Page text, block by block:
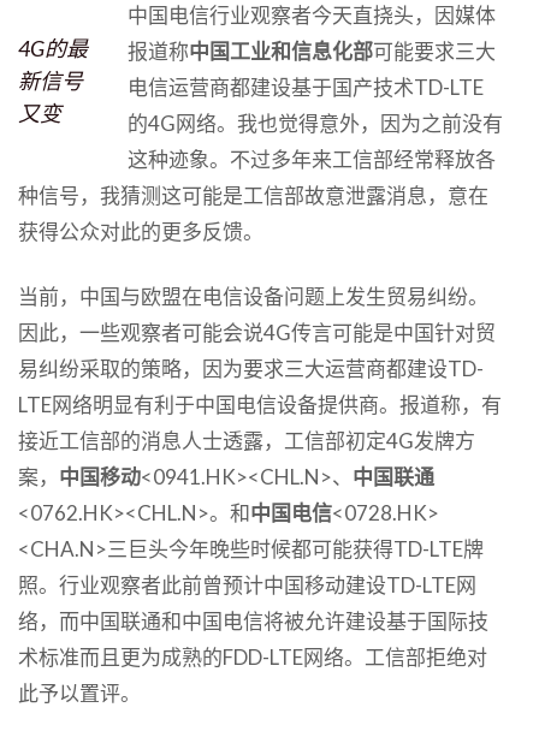
4G的最
新信号
又变
中国电信行业观察者今天直挠头，因媒体
报道称中国工业和信息化部可能要求三大
电信运营商都建设基于国产技术TD-LTE
的4G网络。我也觉得意外，因为之前没有
这种迹象。不过多年来工信部经常释放各
种信号，我猜测这可能是工信部故意泄露消息，意在
获得公众对此的更多反馈。
当前，中国与欧盟在电信设备问题上发生贸易纠纷。
因此，一些观察者可能会说4G传言可能是中国针对贸
易纠纷采取的策略，因为要求三大运营商都建设TD-
LTE网络明显有利于中国电信设备提供商。 报道称，有
接近工信部的消息人士透露，工信部初定4G发牌方
案， 中国移动<0941.HK><CHL.N>、 中国联通
<0762.HK><CHL.N>。和中国电信<0728.HK>
<CHA.N>三巨头今年晚些时候都可能获得TD-LTE牌
照。行业观察者此前曾预计中国移动建设TD-LTE网
络，而中国联通和中国电信将被允许建设基于国际技
术标准而且更为成熟的FDD-LTE网络。工信部拒绝对
此予以置评。